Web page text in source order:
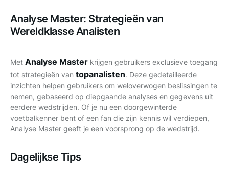
Analyse Master: Strategieën van
Wereldklasse Analisten
Met Analyse Master krijgen gebruikers exclusieve toegang
tot strategieën van topanalisten. Deze gedetailleerde
inzichten helpen gebruikers om weloverwogen beslissingen te
nemen, gebaseerd op diepgaande analyses en gegevens uit
eerdere wedstrijden. Of je nu een doorgewinterde
voetbalkenner bent of een fan die zijn kennis wil verdiepen,
Analyse Master geeft je een voorsprong op de wedstrijd.
Dagelijkse Tips